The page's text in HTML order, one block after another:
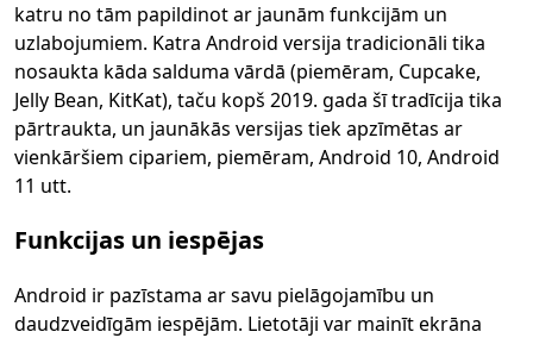
katru no tām papildinot ar jaunām funkcijām un
uzlabojumiem. Katra Android versija tradicionāli tika
nosaukta kāda salduma vārdā (piemēram, Cupcake,
Jelly Bean, KitKat), taču kopš 2019. gada šī tradīcija tika
pārtraukta, un jaunākās versijas tiek apzīmētas ar
vienkāršiem cipariem, piemēram, Android 10, Android
11 utt.
Funkcijas un iespējas
Android ir pazīstama ar savu pielāgojamību un
daudzveidīgām iespējām. Lietotāji var mainīt ekrāna